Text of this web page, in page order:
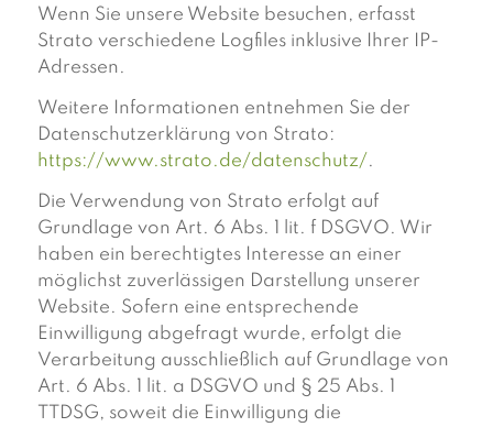
Wenn Sie unsere Website besuchen, erfasst
Strato verschiedene Logfiles inklusive Ihrer IP-
Adressen.
Weitere Informationen entnehmen Sie der
Datenschutzerklärung von Strato:
https://www.strato.de/datenschutz/.
Die Verwendung von Strato erfolgt auf
Grundlage von Art. 6 Abs. 1 lit. f DSGVO. Wir
haben ein berechtigtes Interesse an einer
möglichst zuverlässigen Darstellung unserer
Website. Sofern eine entsprechende
Einwilligung abgefragt wurde, erfolgt die
Verarbeitung ausschließlich auf Grundlage von
Art. 6 Abs. 1 lit. a DSGVO und § 25 Abs. 1
TTDSG, soweit die Einwilligung die